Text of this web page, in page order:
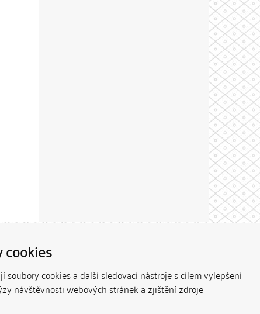
cookies
soubory cookies a další sledovací nástroje s cílem vylepšení
návštěvnosti webových stránek a zjištění zdroje